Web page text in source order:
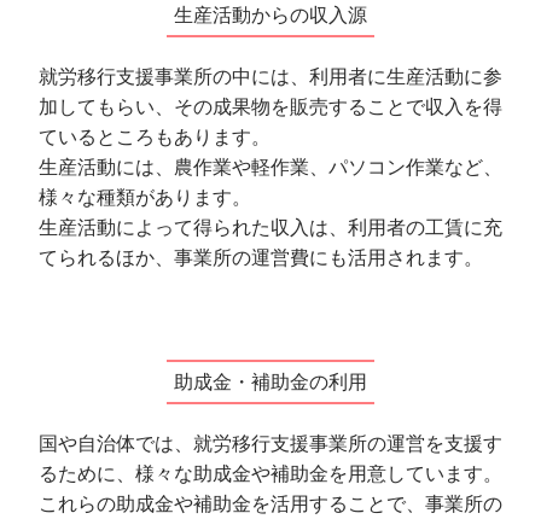
生産活動からの収入源
就労移行支援事業所の中には、利用者に生産活動に参
加してもらい、その成果物を販売することで収入を得
ているところもあります。
生産活動には、農作業や軽作業、パソコン作業など、
様々な種類があります。
生産活動によって得られた収入は、利用者の工賃に充
てられるほか、事業所の運営費にも活用されます。
助成金・補助金の利用
国や自治体では、就労移行支援事業所の運営を支援す
るために、様々な助成金や補助金を用意しています。
これらの助成金や補助金を活用することで、事業所の